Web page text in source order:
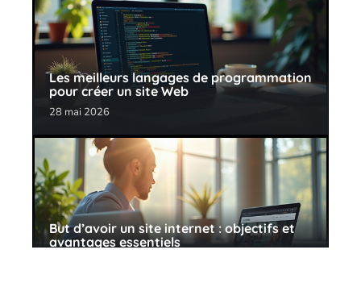
Les meilleurs langages de programmation
pour créer un site Web
28 mai 2026
But d’avoir un site internet : objectifs et
avantages essentiels